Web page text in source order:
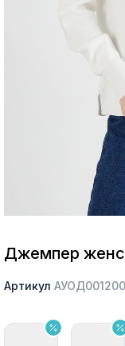
Да, все верно
Джемпер
Артикул АУОД001200